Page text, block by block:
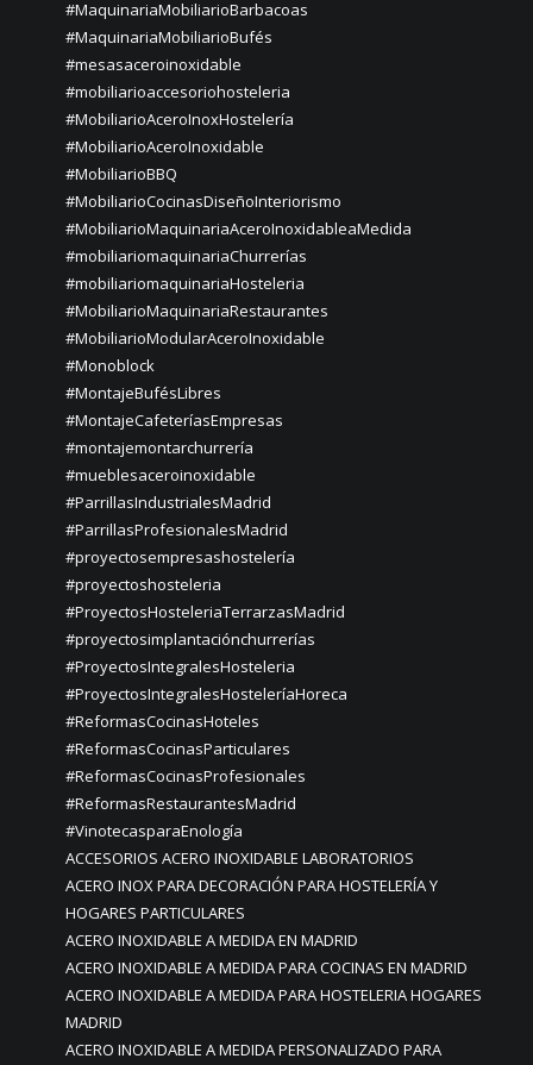
#MaquinariaMobiliarioBarbacoas
#MaquinariaMobiliarioBufés
#mesasaceroinoxidable
#mobiliarioaccesoriohosteleria
#MobiliarioAceroInoxHostelería
#MobiliarioAceroInoxidable
#MobiliarioBBQ
#MobiliarioCocinasDiseñoInteriorismo
#MobiliarioMaquinariaAceroInoxidableaMedida
#mobiliariomaquinariaChurrerías
#mobiliariomaquinariaHosteleria
#MobiliarioMaquinariaRestaurantes
#MobiliarioModularAceroInoxidable
#Monoblock
#MontajeBufésLibres
#MontajeCafeteríasEmpresas
#montajemontarchurrería
#mueblesaceroinoxidable
#ParrillasIndustrialesMadrid
#ParrillasProfesionalesMadrid
#proyectosempresashostelería
#proyectoshosteleria
#ProyectosHosteleriaTerrarzasMadrid
#proyectosimplantaciónchurrerías
#ProyectosIntegralesHosteleria
#ProyectosIntegralesHosteleríaHoreca
#ReformasCocinasHoteles
#ReformasCocinasParticulares
#ReformasCocinasProfesionales
#ReformasRestaurantesMadrid
#VinotecasparaEnología
ACCESORIOS ACERO INOXIDABLE LABORATORIOS
ACERO INOX PARA DECORACIÓN PARA HOSTELERÍA Y
HOGARES PARTICULARES
ACERO INOXIDABLE A MEDIDA EN MADRID
ACERO INOXIDABLE A MEDIDA PARA COCINAS EN MADRID
ACERO INOXIDABLE A MEDIDA PARA HOSTELERIA HOGARES
MADRID
ACERO INOXIDABLE A MEDIDA PERSONALIZADO PARA